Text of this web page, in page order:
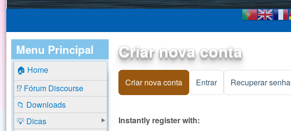
Criar nova conta
Criar nova conta (aba ativa)
Entrar Recuperar senha
Instantly register with:
Menu Principal
🏠 Home
⁉️ Fórum Discourse
📁 Downloads
💡 Dicas